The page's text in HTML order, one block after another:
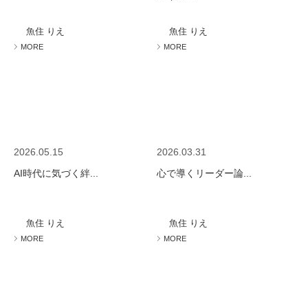
魚住 りえ
MORE
魚住 りえ
MORE
2026.05.15
AI時代に気づく絆...
魚住 りえ
MORE
2026.03.31
心で導くリーダー論...
魚住 りえ
MORE